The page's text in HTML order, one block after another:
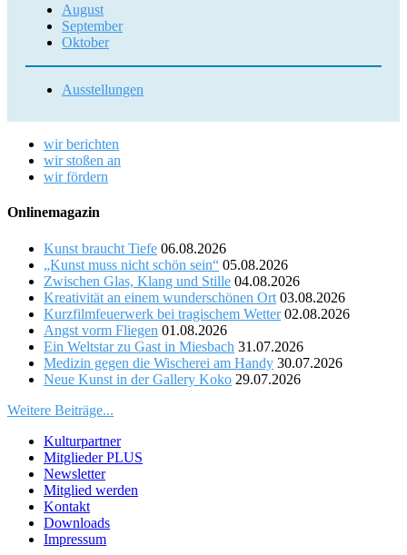
August
September
Oktober
Ausstellungen
wir berichten
wir stoßen an
wir fördern
Onlinemagazin
Kunst braucht Tiefe 06.08.2026
„Kunst muss nicht schön sein“ 05.08.2026
Zwischen Glas, Klang und Stille 04.08.2026
Kreativität an einem wunderschönen Ort 03.08.2026
Kurzfilmfeuerwerk bei tragischem Wetter 02.08.2026
Angst vorm Fliegen 01.08.2026
Ein Weltstar zu Gast in Miesbach 31.07.2026
Medizin gegen die Wischerei am Handy 30.07.2026
Neue Kunst in der Gallery Koko 29.07.2026
Weitere Beiträge...
Kulturpartner
Mitglieder PLUS
Newsletter
Mitglied werden
Kontakt
Downloads
Impressum